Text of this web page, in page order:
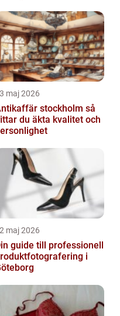
maj 2026
stockholm så
du äkta kvalitet och
maj 2026
guide till professionell
i